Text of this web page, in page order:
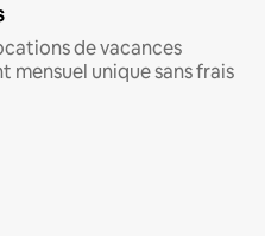
de vacances
mensuel unique sans frais